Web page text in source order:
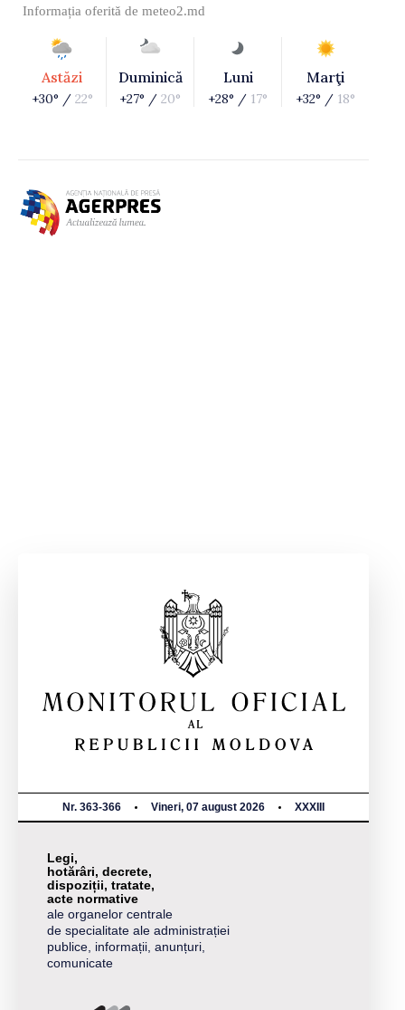
Informația oferită de meteo2.md
Astăzi
+30° / 22°
Duminică
+27° / 20°
Luni
+28° / 17°
Marţi
+32° / 18°
Nr. 363-366 Vineri, 07 august 2026 XXXIII
Legi,
hotărâri, decrete,
dispoziții, tratate,
acte normative
ale organelor centrale
de specialitate ale administrației
publice, informații, anunțuri,
comunicate